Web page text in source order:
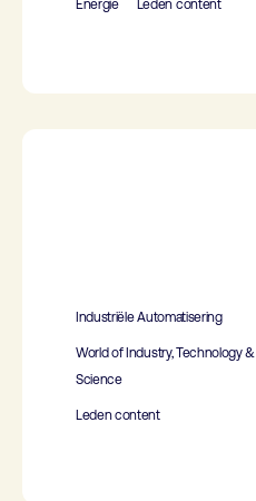
Energie Leden content
Industriële Automatisering
World of Industry, Technology &
Science
Leden content